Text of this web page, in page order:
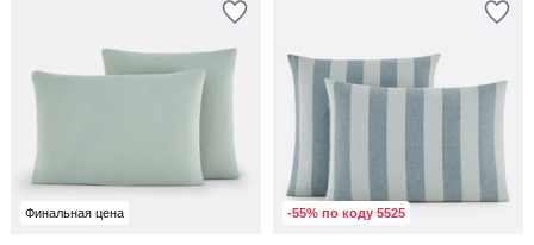
Финальная цена -55% по коду 5525